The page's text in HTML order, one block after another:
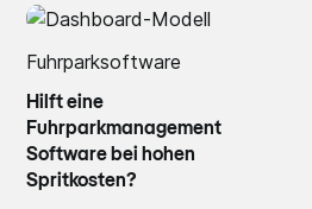
Fuhrparksoftware
Hilft eine
Fuhrparkmanagement
Software bei hohen
Spritkosten?